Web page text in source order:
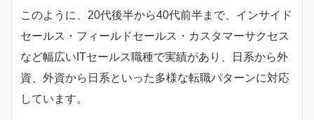
このように、20代後半から40代前半まで、インサイド
セールス・フィールドセールス・カスタマーサクセス
など幅広いITセールス職種で実績があり、日系から外
資、外資から日系といった多様な転職パターンに対応
しています。